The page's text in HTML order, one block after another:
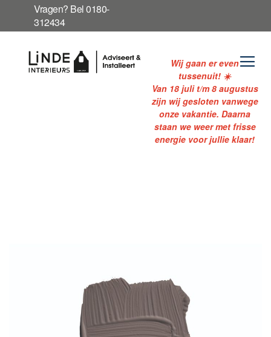
de
Vragen? Bel 0180-
312434
Wij gaan er even
tussenuit! ☀️
Van 18 juli t/m 8 augustus
zijn wij gesloten vanwege
onze vakantie. Daarna
staan we weer met frisse
energie voor jullie klaar!